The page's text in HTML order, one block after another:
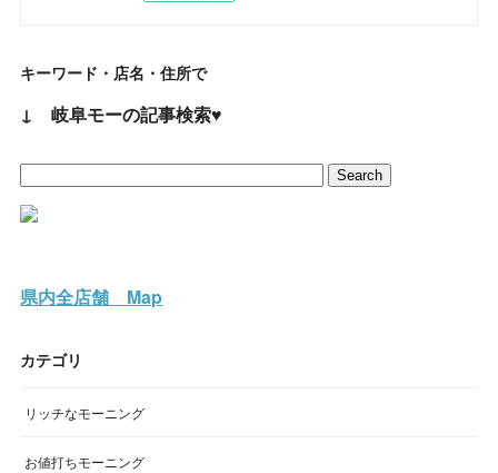
キーワード・店名・住所で
↓ 岐阜モーの記事検索♥
県内全店舗 Map
カテゴリ
リッチなモーニング
お値打ちモーニング